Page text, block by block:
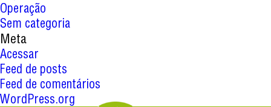
Operação
Sem categoria
Meta
Acessar
Feed de posts
Feed de comentários
WordPress.org